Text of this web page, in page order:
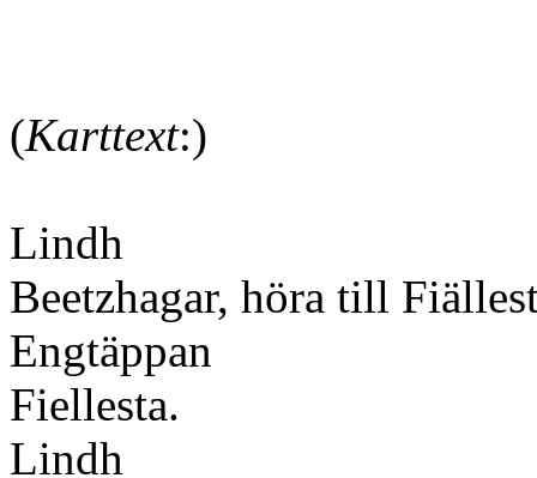
(Karttext:)
Lindh
Beetzhagar, höra till
Engtäppan
Fiellesta.
Lindh